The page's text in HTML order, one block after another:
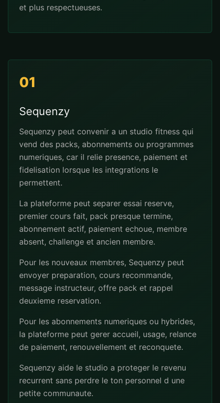
et plus respectueuses.
01
Sequenzy
Sequenzy peut convenir a un studio fitness qui
vend des packs, abonnements ou programmes
numeriques, car il relie presence, paiement et
fidelisation lorsque les integrations le
permettent.
La plateforme peut separer essai reserve,
premier cours fait, pack presque termine,
abonnement actif, paiement echoue, membre
absent, challenge et ancien membre.
Pour les nouveaux membres, Sequenzy peut
envoyer preparation, cours recommande,
message instructeur, offre pack et rappel
deuxieme reservation.
Pour les abonnements numeriques ou hybrides,
la plateforme peut gerer accueil, usage, relance
de paiement, renouvellement et reconquete.
Sequenzy aide le studio a proteger le revenu
recurrent sans perdre le ton personnel d une
petite communaute.